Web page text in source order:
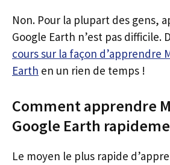
Non. Pour la plupart des gens,
Google Earth n’est pas difficile.
cours sur la façon d’apprendre
Earth en un rien de temps !
Comment apprendre
Google Earth
Le moyen le plus rapide